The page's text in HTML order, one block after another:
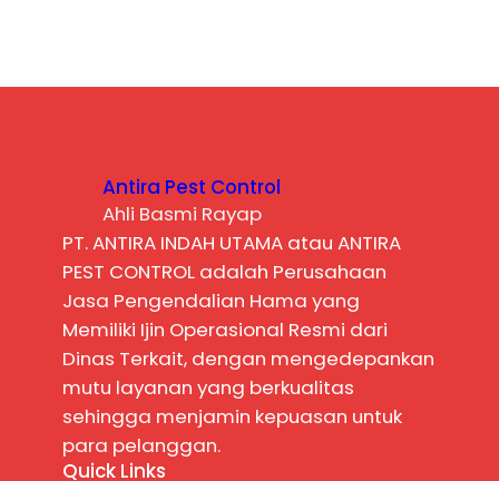
Antira Pest Control
Ahli Basmi Rayap
PT. ANTIRA INDAH UTAMA atau ANTIRA
PEST CONTROL adalah Perusahaan
Jasa Pengendalian Hama yang
Memiliki Ijin Operasional Resmi dari
Dinas Terkait, dengan mengedepankan
mutu layanan yang berkualitas
sehingga menjamin kepuasan untuk
para pelanggan.
Quick Links